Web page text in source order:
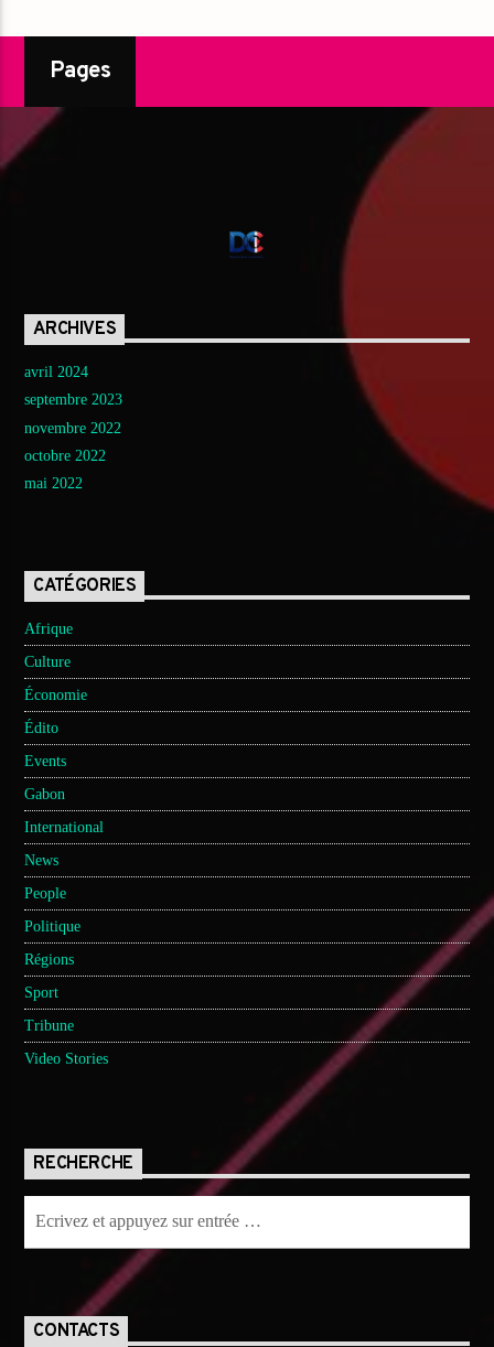
Pages
ARCHIVES
avril 2024
septembre 2023
novembre 2022
octobre 2022
mai 2022
CATÉGORIES
Afrique
Culture
Économie
Édito
Events
Gabon
International
News
People
Politique
Régions
Sport
Tribune
Video Stories
RECHERCHE
CONTACTS